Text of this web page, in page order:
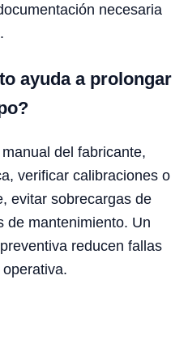
necesaria
ayuda a prolongar
del fabricante,
verificar calibraciones o
evitar sobrecargas de
de mantenimiento. Un
reducen fallas